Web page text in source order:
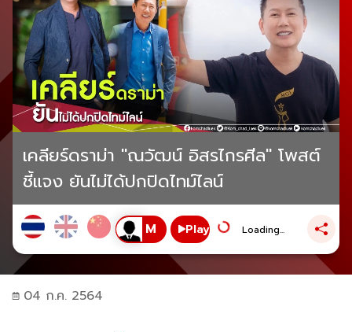
เคลียร์ดราม่า "ณวัฒน์ อิสรไกรศีล" โพสต์
ชี้แจง ยันไม่ได้ปกปิดไทม์ไลน์
Play Loading...
04 ก.ค. 2564